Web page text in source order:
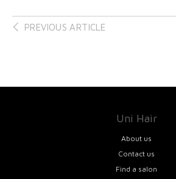
Post
PREVIOUS ARTICLE
Uni Hair
About us
Contact us
Find a salon